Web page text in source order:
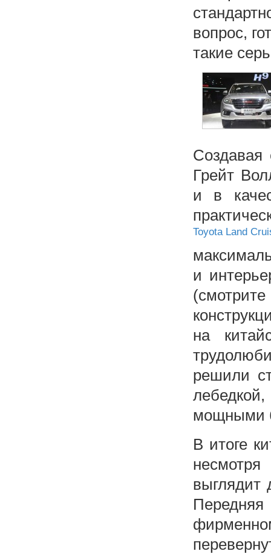
вопрос,
такие
Грейт
и в
Toyota Land
и
на
решили
мощными
В итоге
выглядит